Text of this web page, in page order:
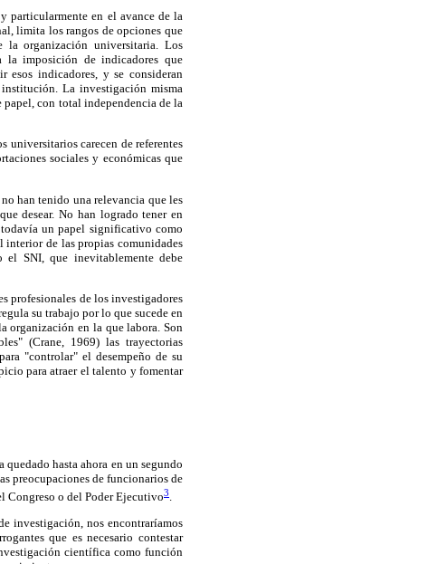
particularmente en el avance de la
limita los rangos de opciones que
la organización universitaria. Los
la imposición de indicadores que
esos indicadores, y se consideran
La investigación misma
con total independencia de la
carecen de referentes
sociales y económicas que
han tenido una relevancia que les
desear. No han logrado tener en
un papel significativo como
interior de las propias comunidades
SNI, que inevitablemente debe
profesionales de los investigadores
su trabajo por lo que sucede en
organización en la que labora. Son
(Crane, 1969) las trayectorias
"controlar" el desempeño de su
para atraer el talento y fomentar
hasta ahora en un segundo
preocupaciones de funcionarios de
Congreso o del Poder Ejecutivo3
investigación, nos encontraríamos
que es necesario contestar
científica como función